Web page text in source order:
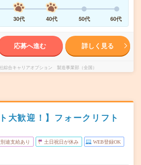
30代 40代 50代 60代
応募へ進む 詳しく見る
綜合キャリアオプション 製造事業部（全国）
大歓迎！】フォークリフト
途支給あり 土日祝日が休み WEB登録OK